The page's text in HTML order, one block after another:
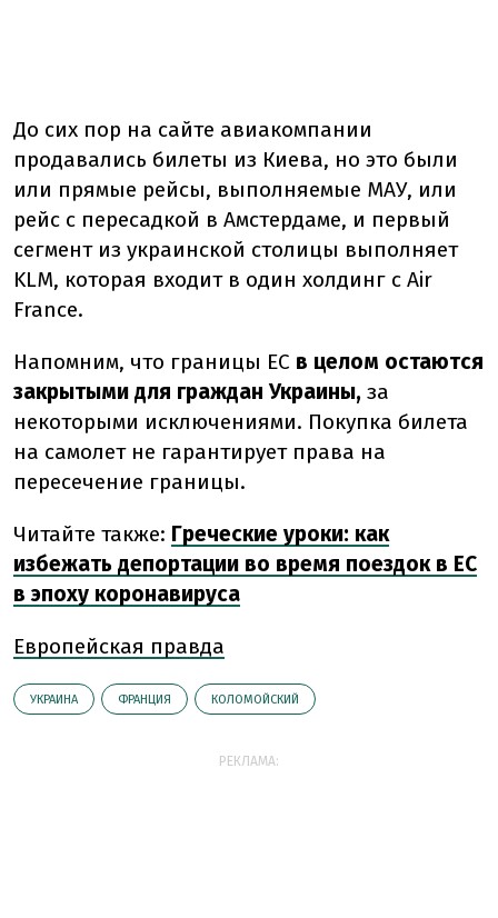
До сих пор на сайте авиакомпании
продавались билеты из Киева, но это были
или прямые рейсы, выполняемые МАУ, или
рейс с пересадкой в ​​Амстердаме, и первый
сегмент из украинской столицы выполняет
KLM, которая входит в один холдинг с Air
France.
Напомним, что границы ЕС в целом остаются
закрытыми для граждан Украины, за
некоторыми исключениями. Покупка билета
на самолет не гарантирует права на
пересечение границы.
Читайте также: Греческие уроки: как
избежать депортации во время поездок в ЕС
в эпоху коронавируса
Европейская правда
УКРАИНА ФРАНЦИЯ КОЛОМОЙСКИЙ
РЕКЛАМА: